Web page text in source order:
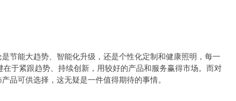
节能大趋势、智能化升级，还是个性化定制和健康照明，每一
于紧跟趋势、持续创新，用较好的产品和服务赢得市场。而对
品可供选择，这无疑是一件值得期待的事情。